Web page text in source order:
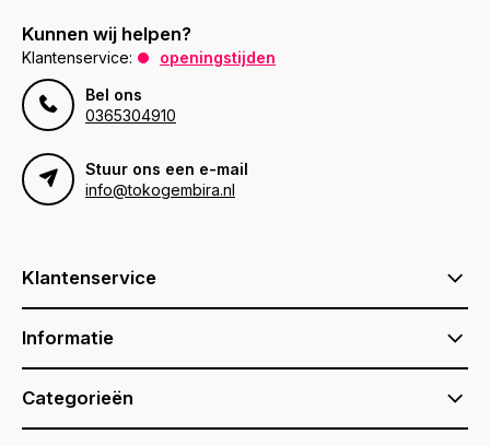
Kunnen wij helpen?
Klantenservice:
openingstijden
Bel ons
0365304910
Stuur ons een e-mail
info@tokogembira.nl
Klantenservice
Informatie
Categorieën